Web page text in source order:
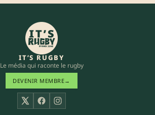
IT’S RUGBY
Le média qui raconte le rugby
DEVENIR MEMBRE→
X FacebookInstagram